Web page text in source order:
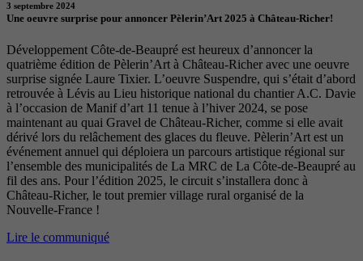
3 septembre 2024
Une oeuvre surprise pour annoncer Pèlerin’Art 2025 à Château-Richer!
Développement Côte-de-Beaupré est heureux d’annoncer la
quatrième édition de Pèlerin’Art à Château-Richer avec une oeuvre
surprise signée Laure Tixier. L’oeuvre Suspendre, qui s’était d’abord
retrouvée à Lévis au Lieu historique national du chantier A.C. Davie
à l’occasion de Manif d’art 11 tenue à l’hiver 2024, se pose
maintenant au quai Gravel de Château-Richer, comme si elle avait
dérivé lors du relâchement des glaces du fleuve. Pèlerin’Art est un
événement annuel qui déploiera un parcours artistique régional sur
l’ensemble des municipalités de La MRC de La Côte-de-Beaupré au
fil des ans. Pour l’édition 2025, le circuit s’installera donc à
Château-Richer, le tout premier village rural organisé de la
Nouvelle-France !
Lire le communiqué